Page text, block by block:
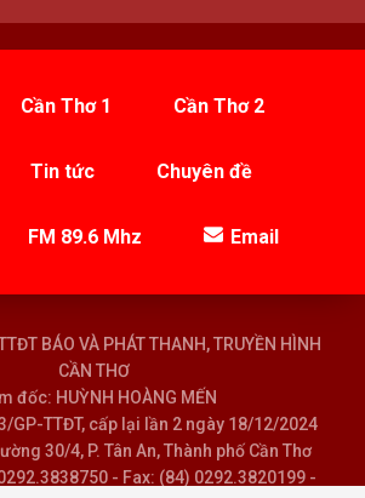
Cần Thơ 1 Cần Thơ 2
Tin tức Chuyên đề
FM 89.6 Mhz Email
BÁO VÀ PHÁT THANH, TRUYỀN HÌNH
CẦN THƠ
đốc: HUỲNH HOÀNG MẾN
GP-TTĐT, cấp lại lần 2 ngày 18/12/2024
30/4, P. Tân An, Thành phố Cần Thơ
- Fax: (84) 0292.3820199 -